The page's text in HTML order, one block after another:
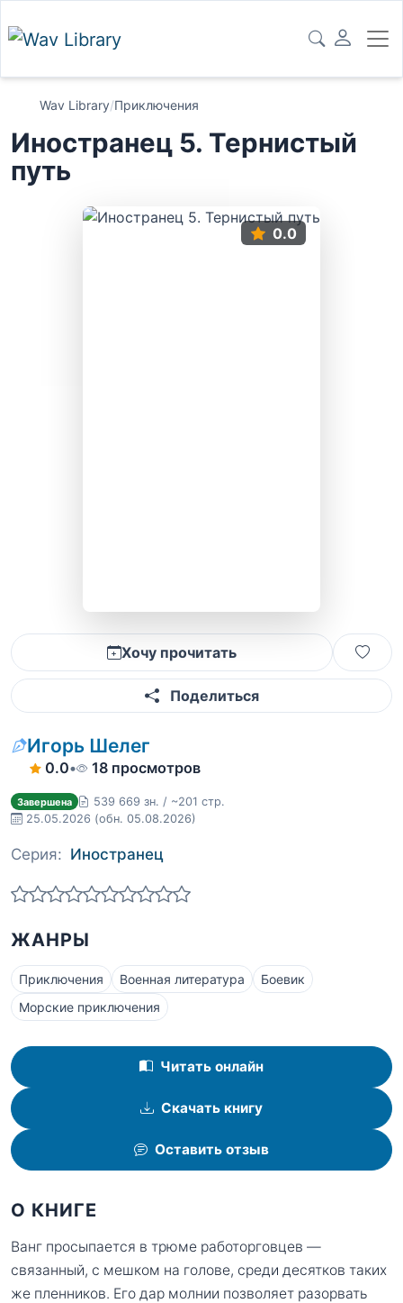
Wav Library/Приключения
Иностранец 5. Тернистый
путь
0.0
Хочу прочитать
Поделиться
Игорь Шелег
0.0• 18 просмотров
Завершена
539 669 зн. / ~201 стр.
25.05.2026 (обн. 05.08.2026)
Серия: Иностранец
ЖАНРЫ
Приключения Военная литература
Боевик
Морские приключения
Читать онлайн
Скачать книгу
Оставить отзыв
О КНИГЕ
Ванг просыпается в трюме работорговцев —
связанный, с мешком на голове, среди десятков таких
же пленников. Его дар молнии позволяет разорвать